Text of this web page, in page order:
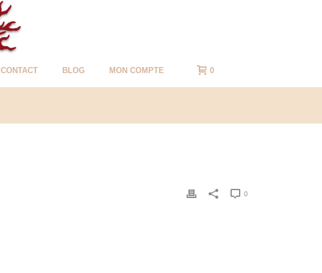
CONTACT BLOG MON COMPTE 0
0